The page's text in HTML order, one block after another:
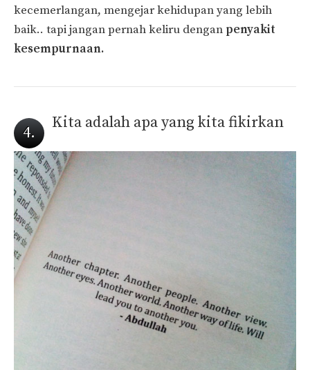
kecemerlangan, mengejar kehidupan yang lebih
baik.. tapi jangan pernah keliru dengan penyakit
kesempurnaan.
4.
Kita adalah apa yang kita fikirkan